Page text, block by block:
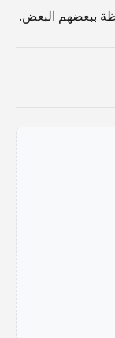
ببعضهم البعض.